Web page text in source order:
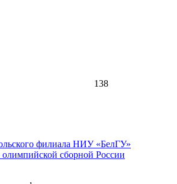
138
филиала НИУ «БелГУ»
олимпийской сборной России